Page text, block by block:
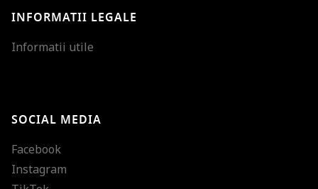
INFORMATII LEGALE
Informatii utile
SOCIAL MEDIA
Facebook
Instagram